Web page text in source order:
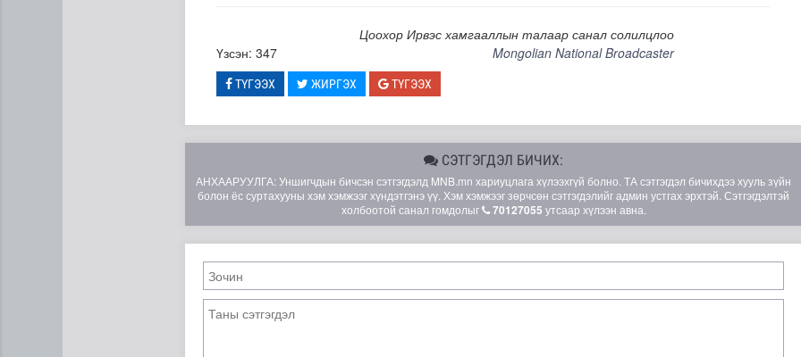
Эртний ойг хамгаалахын тулд Канадын иргэд мод бэлтгэгчдийн замыг хааж байна
Цоохор Ирвэс хамгааллын талаар санал солилцлоо
Үзсэн: 347
Mongolian National Broadcaster
ТҮГЭЭХ ЖИРГЭХ ТҮГЭЭХ
СЭТГЭГДЭЛ БИЧИХ:
АНХААРУУЛГА: Уншигчдын бичсэн сэтгэгдэлд MNB.mn хариуцлага хүлээхгүй болно. ТА сэтгэгдэл бичихдээ хууль зүйн
болон ёс суртахууны хэм хэмжээг хүндэтгэнэ үү. Хэм хэмжээг зөрчсөн сэтгэгдэлийг админ устгах эрхтэй. Сэтгэгдэлтэй
холбоотой санал гомдолыг
70127055 утсаар хүлээн авна.